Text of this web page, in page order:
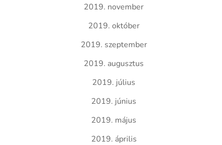
2019. november
2019. október
2019. szeptember
2019. augusztus
2019. július
2019. június
2019. május
2019. április